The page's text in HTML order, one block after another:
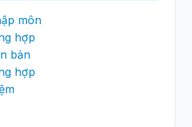
môn
hợp
bản
hợp